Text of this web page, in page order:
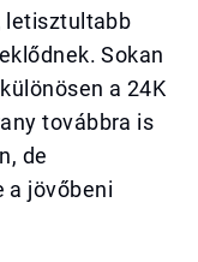
letisztultabb
Sokan
a 24K
továbbra is
de
a jövőbeni